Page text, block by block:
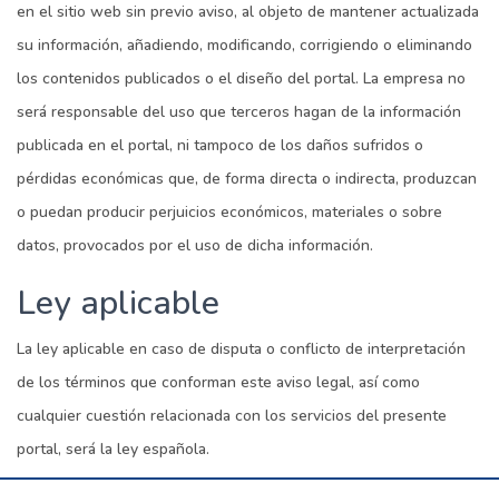
en el sitio web sin previo aviso, al objeto de mantener actualizada
su información, añadiendo, modificando, corrigiendo o eliminando
los contenidos publicados o el diseño del portal. La empresa no
será responsable del uso que terceros hagan de la información
publicada en el portal, ni tampoco de los daños sufridos o
pérdidas económicas que, de forma directa o indirecta, produzcan
o puedan producir perjuicios económicos, materiales o sobre
datos, provocados por el uso de dicha información.
Ley aplicable
La ley aplicable en caso de disputa o conflicto de interpretación
de los términos que conforman este aviso legal, así como
cualquier cuestión relacionada con los servicios del presente
portal, será la ley española.